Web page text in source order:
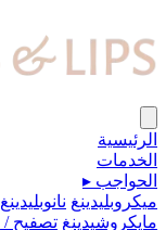
الرئيسية
الخدمات
الحواجب ▸
ميكروبلیدينغ نانوبليدينغ
مايكروشيدينغ تصفيح /